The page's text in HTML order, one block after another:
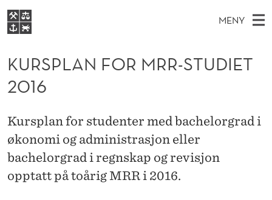
K
U
R
S
P
L
A
N
MENY
O
V
E
D
M
E
N
Y
VIDEREUTDANNING
BIBLIOTEKET
Ø
K
N
E
S
T
D
E
T
Studier
Forskning
Om NHH
KURSPLAN FOR MRR-STUDIET
2016
Kursplan for studenter med bachelorgrad i
økonomi og administrasjon eller
bachelorgrad i regnskap og revisjon
opptatt på toårig MRR i 2016.